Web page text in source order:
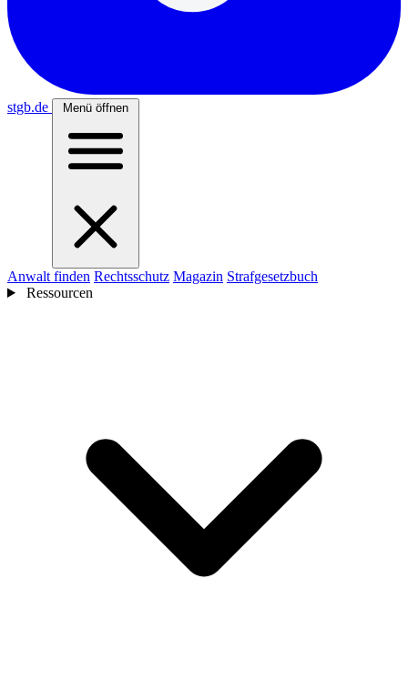
stgb.de Menü öffnen
Anwalt finden Rechtsschutz Magazin Strafgesetzbuch
Ressourcen